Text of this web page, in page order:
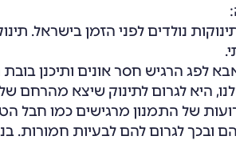
15,000 תינוקות נולדים לפני הזמן
לפג הרגיש חסר אונים ותיכנן
היא לגרום לתינוק שיצא מהרחם
של התמנון מרגישים כמו חבל
ובכך לגרום להם לבעיות חמורות.